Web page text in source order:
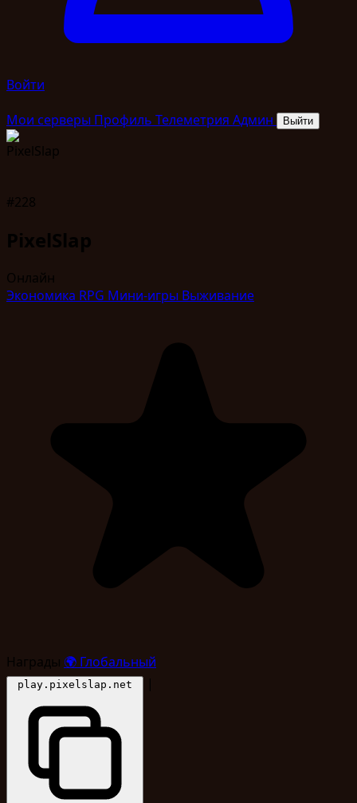
Войти
Мои серверы Профиль Телеметрия Админ Выйти
#228
PixelSlap
Онлайн
Экономика RPG Мини-игры Выживание
Награды 🌍 Глобальный
play.pixelslap.net |